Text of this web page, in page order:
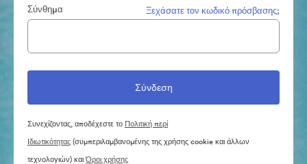
Σύνθημα Ξεχάσατε τον κωδικό πρόσβασης;
Συνεχίζοντας, αποδέχεστε το Πολιτική περί
Ιδιωτικότητας(συμπεριλαμβανομένης της χρήσης cookie και άλλων
τεχνολογιών) καιΌροι χρήσης